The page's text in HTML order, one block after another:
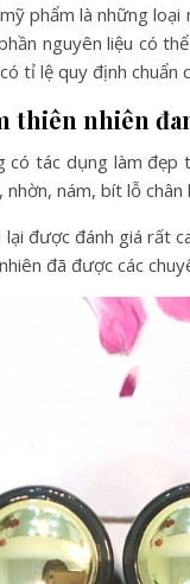
phẩm là những
nguyên liệu có
tỉ lệ quy định chuẩn
thiên nhiên
có tác dụng làm
nám, bít lỗ
được đánh giá rất
đã được các